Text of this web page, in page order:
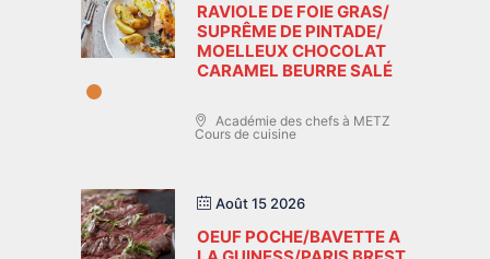
RAVIOLE DE FOIE GRAS/
SUPRÊME DE PINTADE/
MOELLEUX CHOCOLAT
CARAMEL BEURRE SALÉ
Académie des chefs à METZ
Cours de cuisine
Août 15 2026
OEUF POCHE/BAVETTE A